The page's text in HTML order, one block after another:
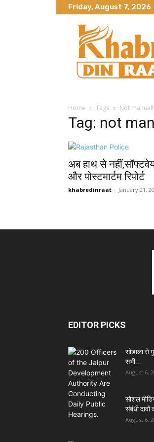
Friday, August 7, 2026
Home Tags Not
Tag: not
अब हाथ से
और पोस्टमार्टम रिपोर्ट
khabredinraat - January 21,
EDITOR PICKS
सोडाला से
सभी...
August 6,
सोशल
संबंधी
August 6,